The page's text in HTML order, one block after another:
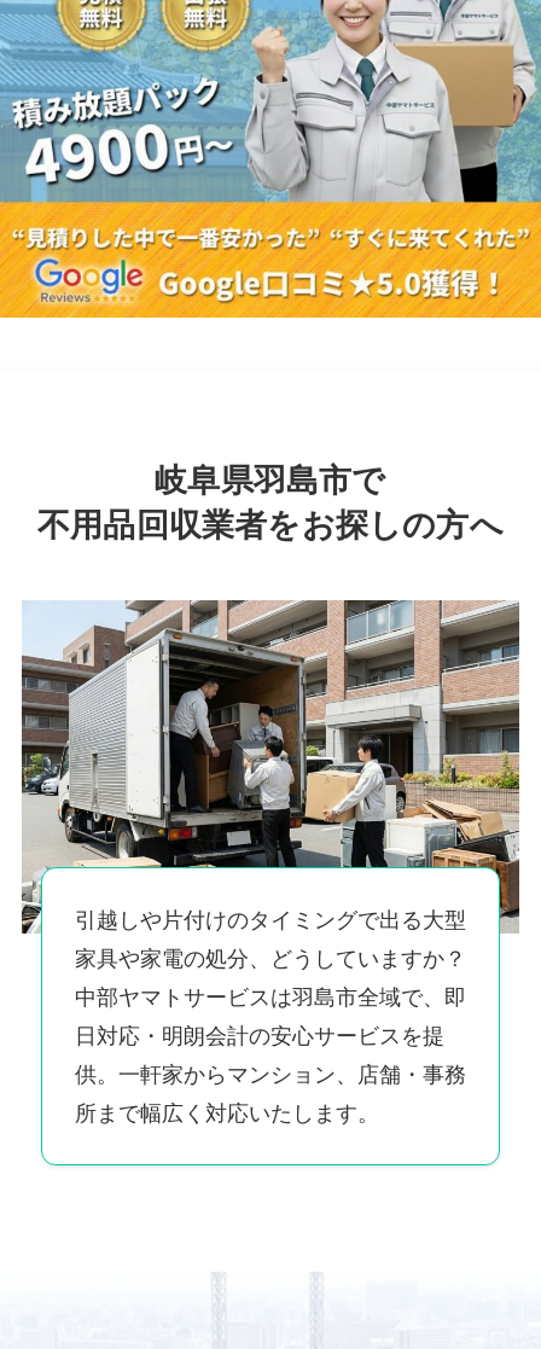
岐阜県羽島市で
不用品回収業者をお探しの方へ
引越しや片付けのタイミングで出る大型
家具や家電の処分、どうしていますか？
中部ヤマトサービスは羽島市全域で、即
日対応・明朗会計の安心サービスを提
供。一軒家からマンション、店舗・事務
所まで幅広く対応いたします。